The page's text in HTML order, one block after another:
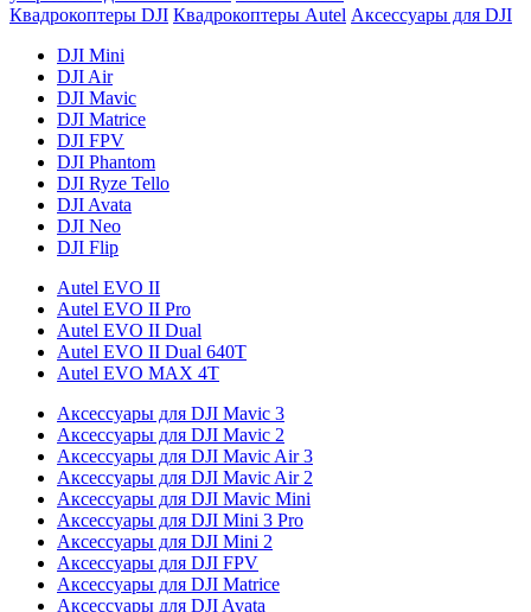
Квадрокоптеры DJI Квадрокоптеры Autel Аксессуары для DJI
DJI Mini
DJI Air
DJI Mavic
DJI Matrice
DJI FPV
DJI Phantom
DJI Ryze Tello
DJI Avata
DJI Neo
DJI Flip
Autel EVO II
Autel EVO II Pro
Autel EVO II Dual
Autel EVO II Dual 640T
Autel EVO MAX 4T
Аксессуары для DJI Mavic 3
Аксессуары для DJI Mavic 2
Аксессуары для DJI Mavic Air 3
Аксессуары для DJI Mavic Air 2
Аксессуары для DJI Mavic Mini
Аксессуары для DJI Mini 3 Pro
Аксессуары для DJI Mini 2
Аксессуары для DJI FPV
Аксессуары для DJI Matrice
Аксессуары для DJI Avata